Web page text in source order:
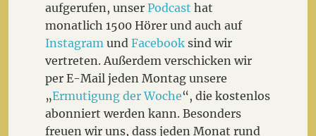
aufgerufen, unser Podcast hat
monatlich 1500 Hörer und auch auf
Instagramund Facebooksind wir
vertreten. Außerdem verschicken wir
per E-Mail jeden Montag unsere
„Ermutigung der Woche“, die kostenlos
abonniert werden kann. Besonders
freuen wir uns, dass jeden Monat rund